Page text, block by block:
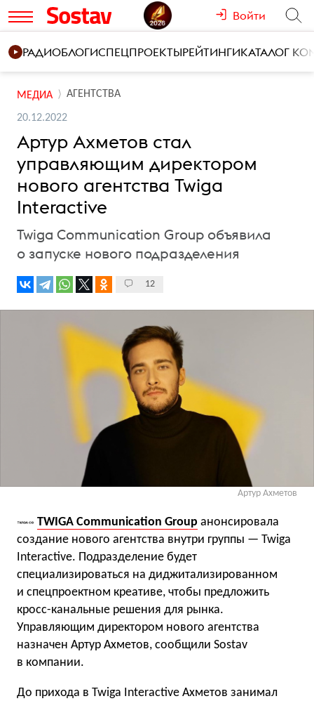
Войти
РАДИОБЛОГИСПЕЦПРОЕКТЫРЕЙТИНГИКАТАЛОГ
МЕДИА АГЕНТСТВА
20.12.2022
Артур Ахметов стал
управляющим директором
нового агентства Twiga
Interactive
Twiga Communication Group объявила
о запуске нового подразделения
12
Артур Ахметов
TWIGA Communication Group анонсировала
создание нового агентства внутри группы — Twiga
Interactive. Подразделение будет
специализироваться на диджитализированном
и спецпроектном креативе, чтобы предложить
кросс-канальные решения для рынка.
Управляющим директором нового агентства
назначен Артур Ахметов, сообщили Sostav
в компании.
До прихода в Twiga Interactive Ахметов занимал